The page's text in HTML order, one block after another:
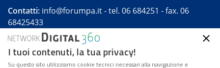
Contatti: info@forumpa.it- tel. 06 684251 - fax. 06
68425433
Forumpa.itè una pubblicazione telematica iscritta
presso Registro della stampa del Tribunale di Roma -
I tuoi contenuti, la tua privacy!
Su questo sito utilizziamo cookie tecnici necessari alla navigazione e